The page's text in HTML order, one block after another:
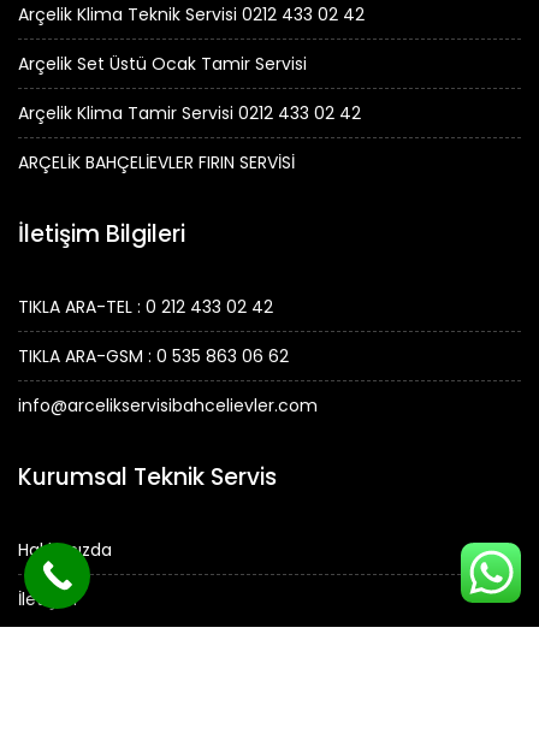
Arçelik Klima Teknik Servisi 0212 433 02 42
Arçelik Set Üstü Ocak Tamir Servisi
Arçelik Klima Tamir Servisi 0212 433 02 42
ARÇELİK BAHÇELİEVLER FIRIN SERVİSİ
İletişim Bilgileri
TIKLA ARA-TEL : 0 212 433 02 42
TIKLA ARA-GSM : 0 535 863 06 62
info@arcelikservisibahcelievler.com
Kurumsal Teknik Servis
Hakkımızda
İletişim